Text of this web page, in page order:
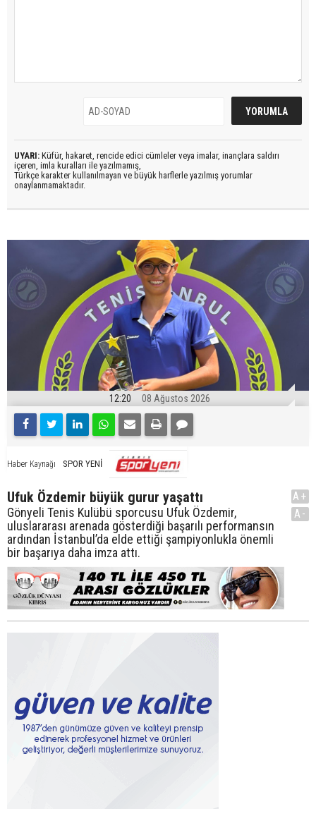
UYARI: Küfür, hakaret, rencide edici cümleler veya imalar, inançlara saldırı
içeren, imla kuralları ile yazılmamış,
Türkçe karakter kullanılmayan ve büyük harflerle yazılmış yorumlar
onaylanmamaktadır.
12:20 08 Ağustos 2026
Haber Kaynağı SPOR YENİ
Ufuk Özdemir büyük gurur yaşattı
Gönyeli Tenis Kulübü sporcusu Ufuk Özdemir,
uluslararası arenada gösterdiği başarılı performansın
ardından İstanbul’da elde ettiği şampiyonlukla önemli
bir başarıya daha imza attı.
A+
A-